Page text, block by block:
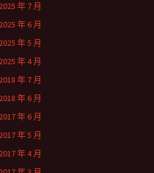
2025 年 7 月
2025 年 6 月
2025 年 5 月
2025 年 4 月
2018 年 7 月
2018 年 6 月
2017 年 6 月
2017 年 5 月
2017 年 4 月